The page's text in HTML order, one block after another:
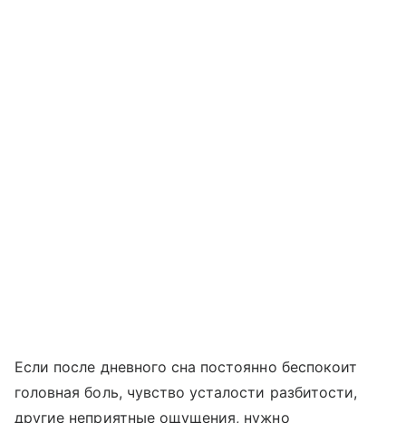
Если после дневного сна постоянно беспокоит
головная боль, чувство усталости разбитости,
другие неприятные ощущения, нужно